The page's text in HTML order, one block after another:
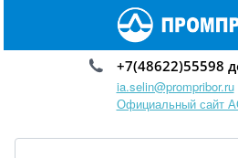
+7(48622)55598
ia.selin@prompribor.ru
Официальный сайт